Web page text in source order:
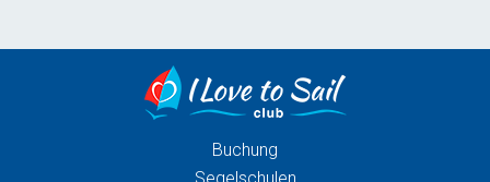
Buchung